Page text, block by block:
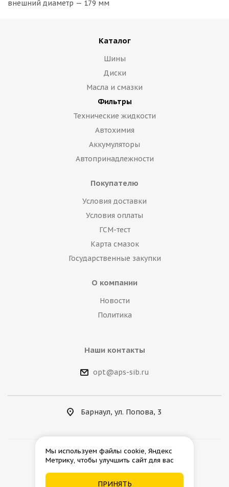
внешний диаметр — 179 мм
Каталог
Шины
Диски
Масла и смазки
Фильтры
Технические жидкости
Автохимия
Аккумуляторы
Автопринадлежности
Покупателю
Условия доставки
Условия оплаты
ГСМ-тест
Карта смазок
Государственные закупки
О компании
Новости
Политика
Наши контакты
opt@aps-sib.ru
Барнаул, ул. Попова, 3
2026 © АгроПромСнаб
Мы используем файлы cookie, Яндекс
Метрику, чтобы улучшить сайт для вас
ПРИНЯТЬ